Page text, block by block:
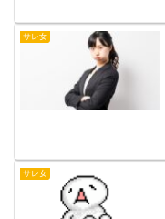
サレ女
サレ女